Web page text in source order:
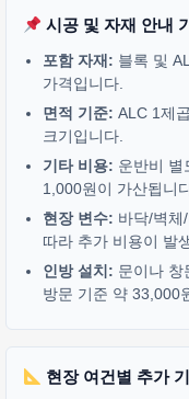
시공 및 자재 안내
포함 자재: 블록 및
가격입니다.
면적 기준: ALC 1제
크기입니다.
기타 비용: 운반비 별
1,000원이 가산됩니
현장 변수: 바닥/벽체
따라 추가 비용이 발
인방 설치: 문이나 창
방문 기준 약 33,000
현장 여건별 추가